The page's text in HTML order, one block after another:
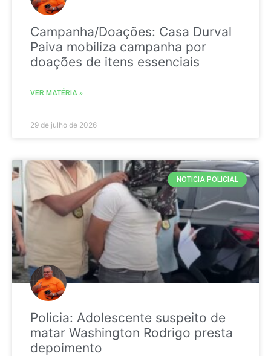
Campanha/Doações: Casa Durval
Paiva mobiliza campanha por
doações de itens essenciais
VER MATÉRIA »
29 de julho de 2026
NOTICIA POLICIAL
Policia: Adolescente suspeito de
matar Washington Rodrigo presta
depoimento